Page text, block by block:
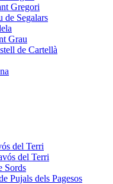
Gregori
de Segalars
Grau
de Cartellà
del Terri
del Terri
Sords
Pujals dels Pagesos